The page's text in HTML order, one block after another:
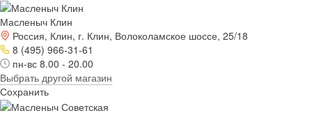
Масленыч Клин
Россия, Клин, г. Клин, Волоколамское шоссе, 25/18
8 (495) 966-31-61
пн-вс 8.00 - 20.00
Выбрать другой магазин
Сохранить